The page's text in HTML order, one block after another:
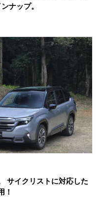
ナップ。
サイクリストに対応した
！